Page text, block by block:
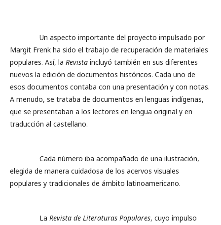
Un aspecto importante del proyecto impulsado por
Margit Frenk ha sido el trabajo de recuperación de materiales
populares. Así, la Revista incluyó también en sus diferentes
nuevos la edición de documentos históricos. Cada uno de
esos documentos contaba con una presentación y con notas.
A menudo, se trataba de documentos en lenguas indígenas,
que se presentaban a los lectores en lengua original y en
traducción al castellano.
Cada número iba acompañado de una ilustración,
elegida de manera cuidadosa de los acervos visuales
populares y tradicionales de ámbito latinoamericano.
La Revista de Literaturas Populares, cuyo impulso